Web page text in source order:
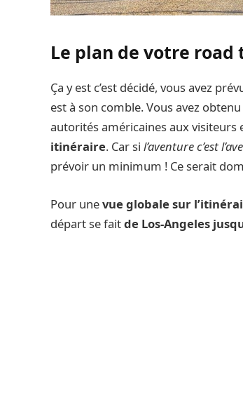
Le plan de votre road
Ça y est c’est décidé, vous avez
est à son comble. Vous avez
autorités américaines aux visiteurs
itinéraire. Car si l’aventure c’est
prévoir un minimum ! Ce serait
Pour unevue globale sur
départ se faitde Los-Angeles